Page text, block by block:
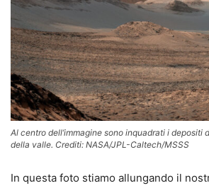
Al centro dell’immagine sono inquadrati i depositi
della valle. Crediti: NASA/JPL-Caltech/MSSS
In questa foto stiamo allungando il